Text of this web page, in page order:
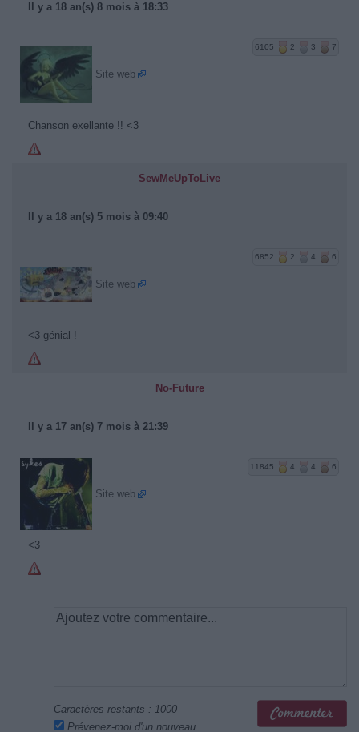
Il y a 18 an(s) 8 mois à 18:33
6105 2 3 7
Site web
Chanson exellante !! <3
SewMeUpToLive
Il y a 18 an(s) 5 mois à 09:40
6852 2 4 6
Site web
<3 génial !
No-Future
Il y a 17 an(s) 7 mois à 21:39
11845 4 4 6
Site web
<3
Caractères restants : 1000
Prévenez-moi d'un nouveau